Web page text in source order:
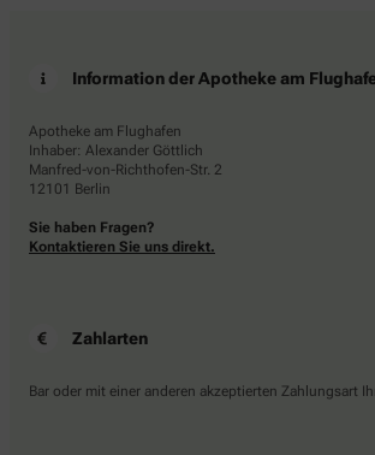
Information der Apotheke am
Apotheke am Flughafen
Inhaber: Alexander Göttlich
Manfred-von-Richthofen-Str. 2
12101 Berlin
Sie haben Fragen?
Kontaktieren Sie uns direkt.
Zahlarten
Bar oder mit einer anderen akzeptierten Zahlungsart